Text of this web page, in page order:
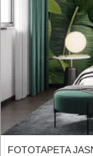
FOTOTAPETA